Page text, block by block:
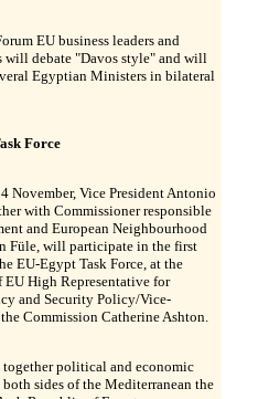
EU business leaders and
will debate "Davos style" and will
Egyptian Ministers in bilateral
Force
November, Vice President Antonio
with Commissioner responsible
and European Neighbourhood
Füle, will participate in the first
EU-Egypt Task Force, at the
High Representative for
and Security Policy/Vice-
Commission Catherine Ashton.
political and economic
both sides of the Mediterranean the